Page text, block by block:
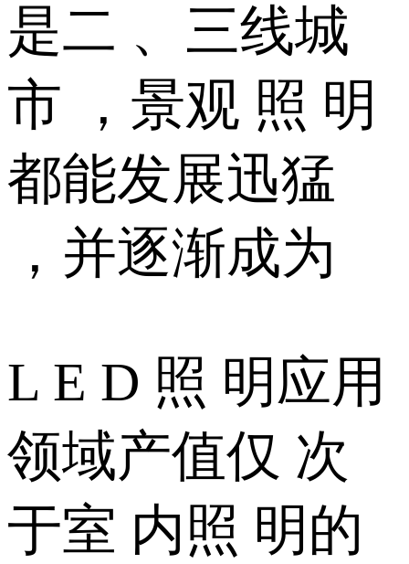
是二 、三线城
市 ，景观 照 明
都能发展迅猛
，并逐渐成为
L E D 照 明应用
领域产值仅 次
于室 内照 明的